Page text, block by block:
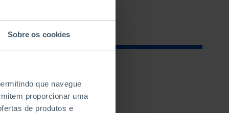
Sobre os cookies
que navegue
proporcionar uma
de produtos e